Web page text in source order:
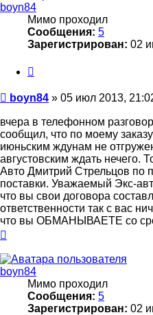
boyn84
Мимо проходил
Сообщения: 5
Зарегистрирован: 02
Сообщение
boyn84 » 05 июл 2013,
вчера в телефонном
сообщил, что по моему
июньским ждунам не
августовским ждать нечего.
Авто Дмитрий Стрельцов по
поставки. Уважаемый Экс-
что вы свои договора
ответственности так с вас
что вы ОБМАНЫВАЕТЕ со
началу
boyn84
Мимо проходил
Сообщения: 5
Зарегистрирован: 02